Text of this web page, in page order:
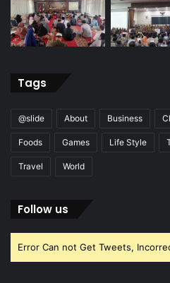
Tags
@slide About Business
Foods Games Life Style
Travel World
Follow us
Error Can not Get Tweets,